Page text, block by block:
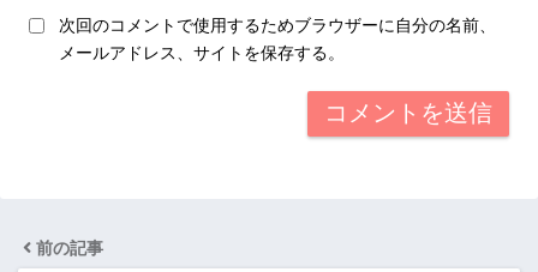
次回のコメントで使用するためブラウザーに自分の名前、
メールアドレス、サイトを保存する。
前の記事